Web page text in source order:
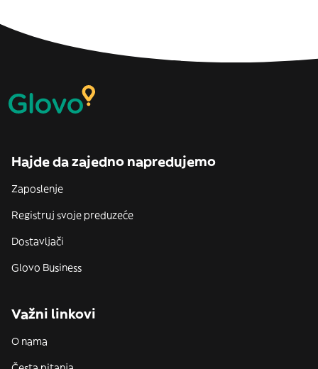
Hajde da zajedno napredujemo
Zaposlenje
Registruj svoje preduzeće
Dostavljači
Glovo Business
Važni linkovi
O nama